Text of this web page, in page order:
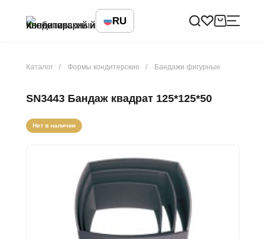
RU
Каталог Формы кондитерские Бандажи фигурные
SN3443 Бандаж квадрат 125*125*50
Нет в наличии